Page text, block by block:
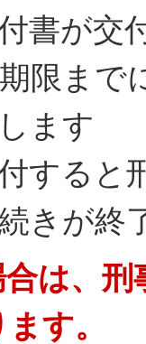
書が交
限まで
ます
すると
きが終
は、刑
す。